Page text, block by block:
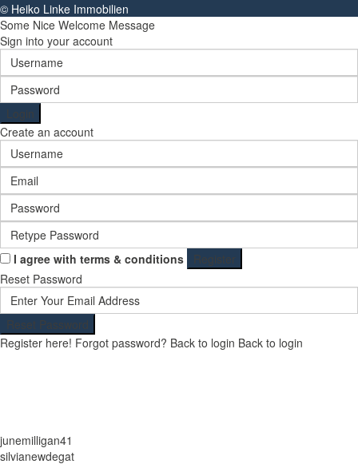
© Heiko Linke Immobilien
Some Nice Welcome Message
Sign into your account
Login
Create an account
I agree with terms & conditions
Register
Reset Password
Reset Password
Register here! Forgot password? Back to login Back to login
junemilligan41
silvianewdegat